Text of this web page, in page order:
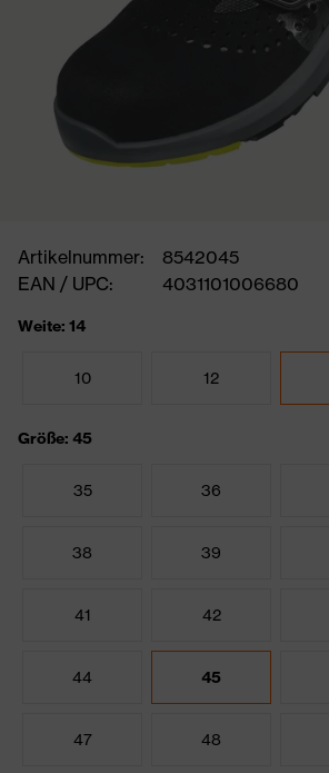
Artikelnummer:
8542045
EAN / UPC:
4031101006680
Weite: 14
10 12
Größe: 45
35 36
38 39
41 42
44 45
47 48